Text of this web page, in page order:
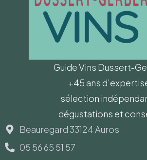
Guide Vins Dussert-
+45 ans
sélection
dégustations et
Beauregard 33124 Auros
05 56 65 51 57